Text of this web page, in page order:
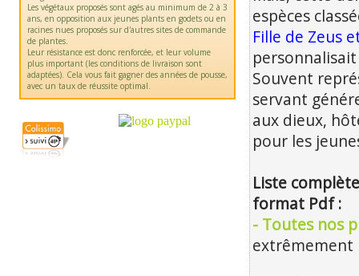
Les végétaux proposés sont agés au minimum de 2 à 3
ans, en opposition aux jeunes plants en godets ou en
racines nues proposés sur d'autres sites de commande
de plantes.
Leur résistance est donc renforcée, et leur volume
plus important (les conditions de livraison sont
adaptées). Cela vous fait gagner des années de pousse,
avec un taux de réussite optimal.
espèces
Fille de Zeus
Souvent
servant
aux dieux,
pour les
Liste
format Pdf :
- Toutes nos
extrêmement